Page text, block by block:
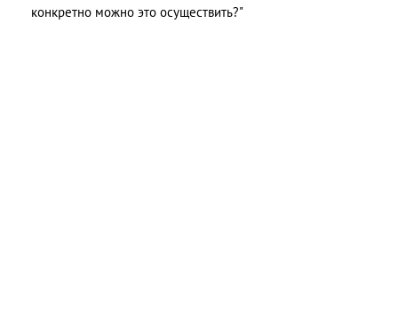
конкретно можно это осуществить?"